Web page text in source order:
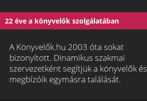
22 éve a könyvelők szolgálatában
A Könyvelők.hu 2003 óta sokat
bizonyított. Dinamikus szakmai
szervezetként segítjük a könyvelők és
megbízóik egymásra találását.